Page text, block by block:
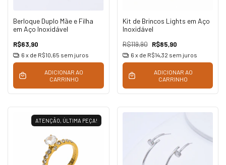
Berloque Duplo Mãe e Filha
em Aço Inoxidável
R$63,90
6 x de R$10,65 sem juros
ADICIONAR AO
CARRINHO
Kit de Brincos Lights em Aço
Inoxidável
R$119,90 R$85,90
6 x de R$14,32 sem juros
ADICIONAR AO
CARRINHO
ATENÇÃO, ÚLTIMA PEÇA!